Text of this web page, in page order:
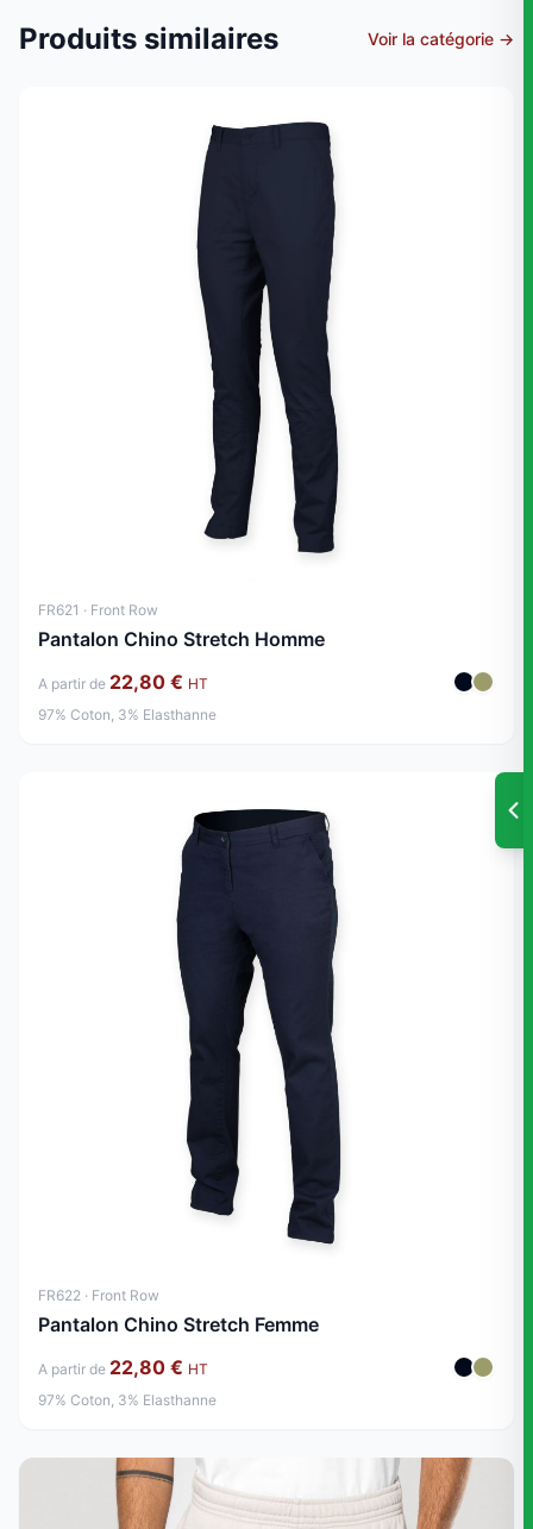
Produits similaires Voir la catégorie →
FR621 · Front Row
Pantalon Chino Stretch Homme
A partir de 22,80 € HT
97% Coton, 3% Elasthanne
FR622 · Front Row
Pantalon Chino Stretch Femme
A partir de 22,80 € HT
97% Coton, 3% Elasthanne